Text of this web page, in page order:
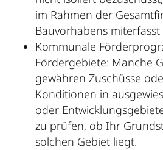
im Rahmen der
Bauvorhabens miterfasst
Kommunale
Fördergebiete: Manche
gewähren Zuschüsse
Konditionen in
oder
zu prüfen, ob Ihr
solchen Gebiet liegt.